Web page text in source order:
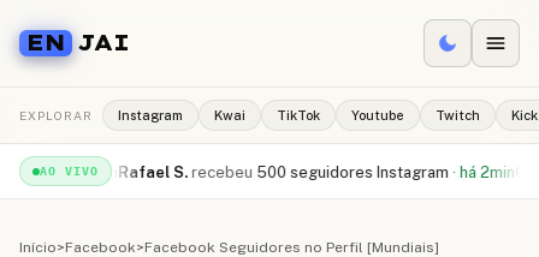
EN JAI
EXPLORAR Instagram Kwai TikTok Youtube Twitch Kick
AO VIVO
·há 1minRafael S. recebeu 500 seguidores Instagram ·há 2min
Início>Facebook>Facebook Seguidores no Perfil [Mundiais]